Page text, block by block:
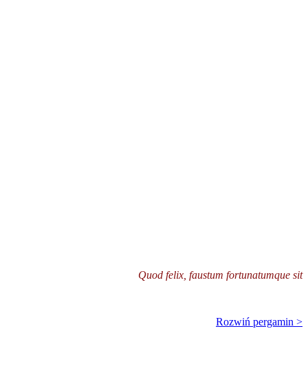
Quod felix, faustum fortunatumque sit
Rozwiń pergamin >